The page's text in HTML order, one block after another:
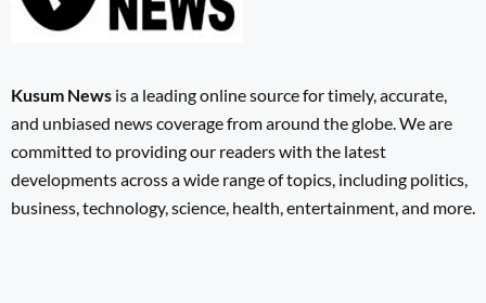
Kusum News is a leading online source for timely, accurate,
and unbiased news coverage from around the globe. We are
committed to providing our readers with the latest
developments across a wide range of topics, including politics,
business, technology, science, health, entertainment, and more.